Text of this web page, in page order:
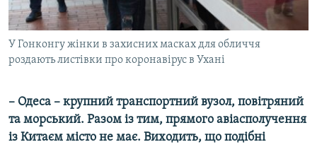
У Гонконгу жінки в захисних масках для обличчя
роздають листівки про коронавірус в Ухані
– Одеса – крупний транспортний вузол, повітряний
та морський. Разом із тим, прямого авіасполучення
із Китаєм місто не має. Виходить, що подібні